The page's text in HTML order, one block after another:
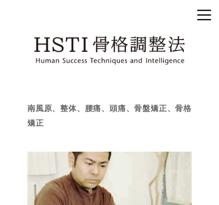
南風原、整体、腰痛、頭痛、骨盤矯正、骨格
矯正